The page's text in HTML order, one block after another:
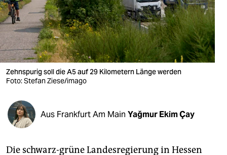
nord
wahrheit
verlag
verlag
veranstaltungen
shop
Zehnspurig soll die A5 auf 29 Kilometern Länge werden
Foto: Stefan Ziese/imago
Aus Frankfurt Am Main Yağmur Ekim Çay
Die schwarz-grüne Landesregierung in Hessen